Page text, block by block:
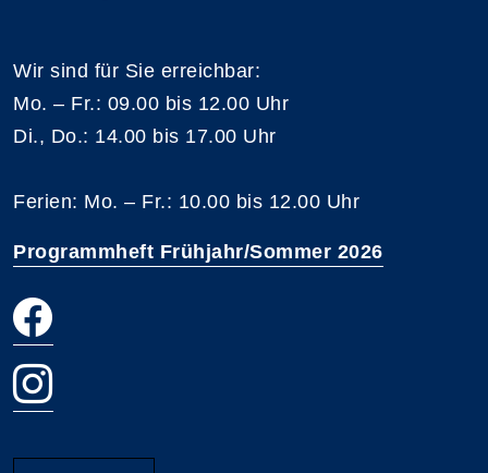
Wir sind für Sie erreichbar:
Mo. – Fr.: 09.00 bis 12.00 Uhr
Di., Do.: 14.00 bis 17.00 Uhr
Ferien: Mo. – Fr.: 10.00 bis 12.00 Uhr
Programmheft Frühjahr/Sommer 2026